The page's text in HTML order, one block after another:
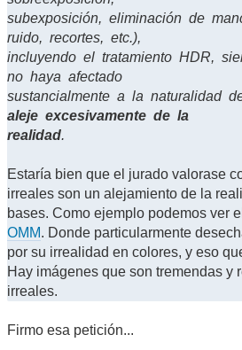
subexposición, eliminación de
ruido, recortes, etc.),
incluyendo el tratamiento HDR,
no haya afectado
sustancialmente a la naturalidad
aleje excesivamente de la
realidad.
Estaría bien que el jurado valorase
irreales son un alejamiento de la
bases. Como ejemplo podemos ver el
OMM. Donde particularmente
por su irrealidad en colores, y eso
Hay imágenes que son tremendas y
irreales.
Firmo esa petición...